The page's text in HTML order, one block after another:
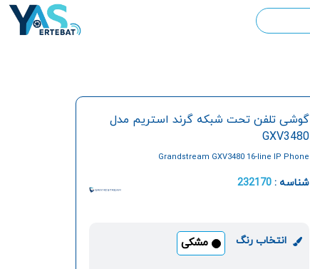
گوشی تلفن تحت شبکه گرند استریم مدل
GXV3480
Grandstream GXV3480 16-line IP Phone
شناسه :232170
انتخاب رنگ مشکی